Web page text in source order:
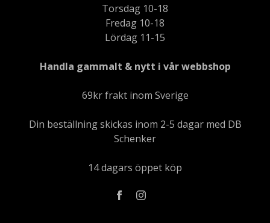
Torsdag 10-18
Fredag 10-18
Lördag 11-15
Handla gammalt & nytt i vår webbshop
69kr frakt inom Sverige
Din beställning skickas inom 2-5 dagar med DB
Schenker
14 dagars öppet köp